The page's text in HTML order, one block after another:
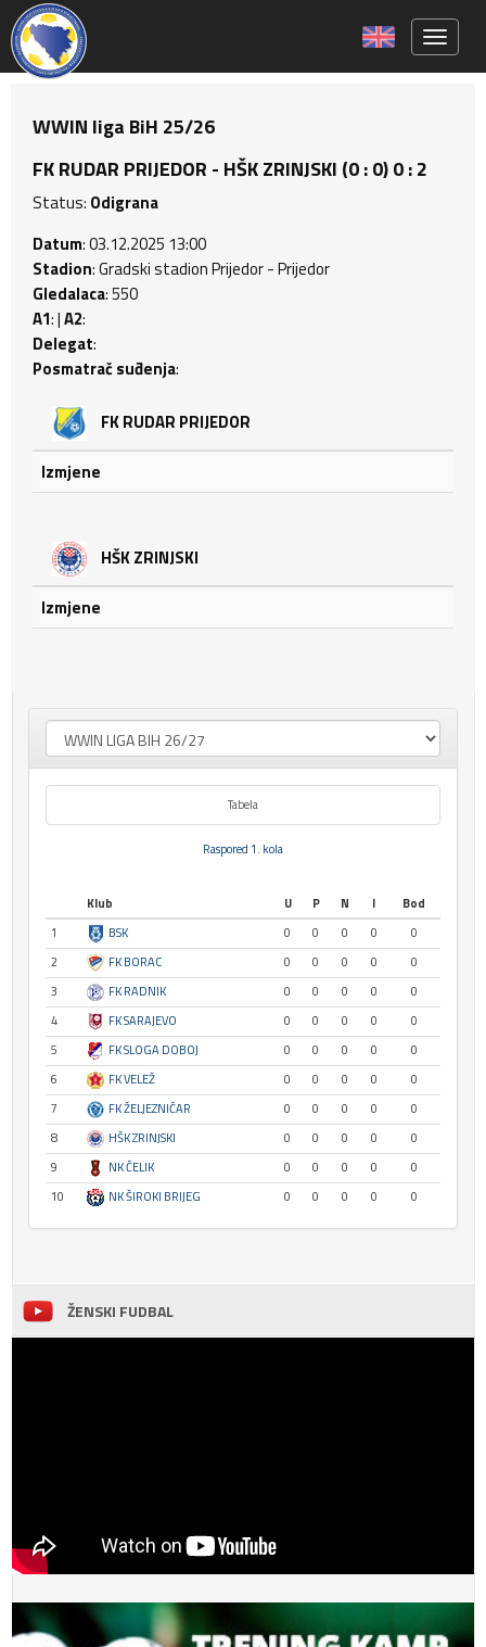
WWIN liga BiH 25/26
FK RUDAR PRIJEDOR - HŠK ZRINJSKI (0 : 0) 0 : 2
Status: Odigrana
Datum: 03.12.2025 13:00
Stadion: Gradski stadion Prijedor - Prijedor
Gledalaca: 550
A1: |A2:
Delegat:
Posmatrač suđenja:
FK RUDAR PRIJEDOR
Izmjene
HŠK ZRINJSKI
Izmjene
Tabela
Raspored 1. kola
Klub U P N I
Bod
1
BSK 0 0 0 0
0
2
FK BORAC 0 0 0 0
0
3
FK RADNIK 0 0 0 0
0
4
FK SARAJEVO 0 0 0 0
0
5
FK SLOGA DOBOJ 0 0 0 0
0
6
FK VELEŽ 0 0 0 0
0
7
FK ŽELJEZNIČAR 0 0 0 0
0
8
HŠK ZRINJSKI 0 0 0 0
0
9
NK ČELIK 0 0 0 0
0
10
NK ŠIROKI BRIJEG 0 0 0 0 0
ŽENSKI FUDBAL